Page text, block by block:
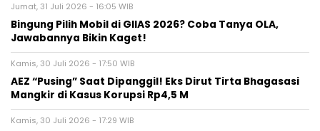
Jumat, 31 Juli 2026 - 16:05 WIB
Bingung Pilih Mobil di GIIAS 2026? Coba Tanya OLA,
Jawabannya Bikin Kaget!
Kamis, 30 Juli 2026 - 17:50 WIB
AEZ “Pusing” Saat Dipanggil! Eks Dirut Tirta Bhagasasi
Mangkir di Kasus Korupsi Rp4,5 M
Kamis, 30 Juli 2026 - 17:29 WIB